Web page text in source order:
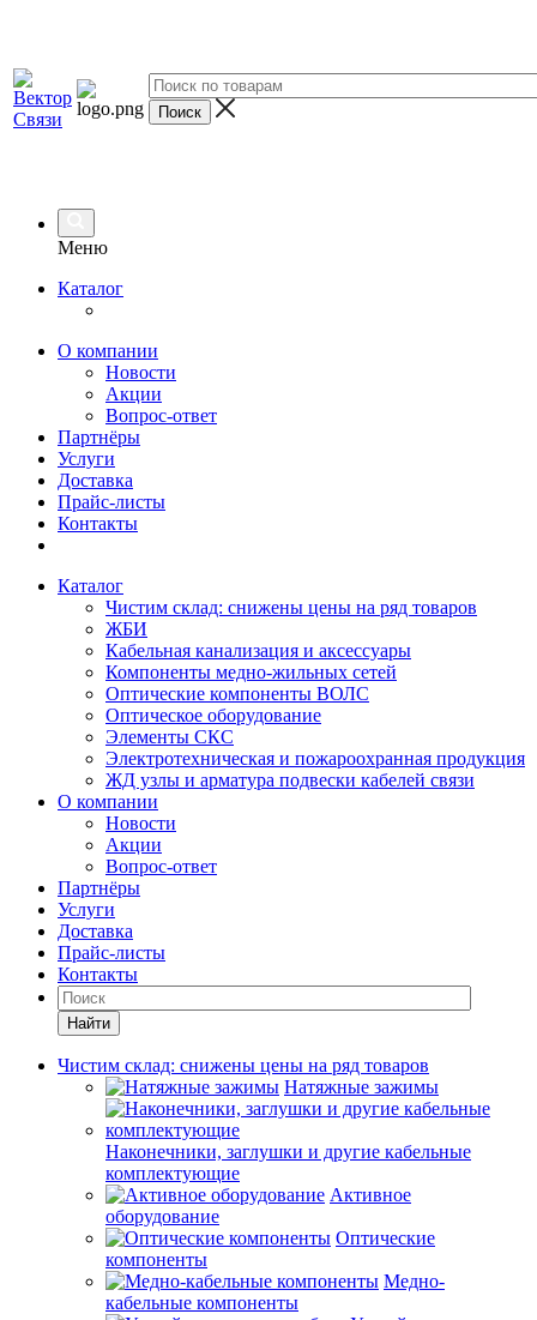
Меню
Каталог
О компании
Новости
Акции
Вопрос-ответ
Партнёры
Услуги
Доставка
Прайс-листы
Контакты
Каталог
Чистим склад: снижены цены на ряд товаров
ЖБИ
Кабельная канализация и аксессуары
Компоненты медно-жильных сетей
Оптические компоненты ВОЛС
Оптическое оборудование
Элементы СКС
Электротехническая и пожароохранная продукция
ЖД узлы и арматура подвески кабелей связи
О компании
Новости
Акции
Вопрос-ответ
Партнёры
Услуги
Доставка
Прайс-листы
Контакты
Найти
Чистим склад: снижены цены на ряд товаров
Натяжные зажимы
Наконечники, заглушки и другие кабельные
комплектующие
Активное
оборудование
Оптические
компоненты
Медно-
кабельные компоненты